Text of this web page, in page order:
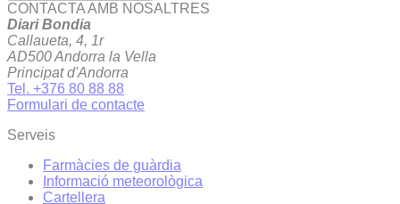
CONTACTA AMB NOSALTRES
Diari Bondia
Callaueta, 4, 1r
AD500 Andorra la Vella
Principat d'Andorra
Tel. +376 80 88 88
Formulari de contacte
Serveis
Farmàcies de guàrdia
Informació meteorològica
Cartellera